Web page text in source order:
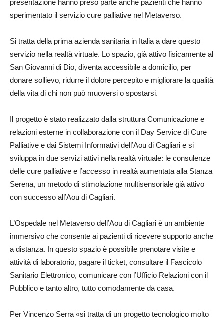
sperimentato il servizio cure palliative nel Metaverso.
Si tratta della prima azienda sanitaria in Italia a dare questo
servizio nella realtà virtuale. Lo spazio, già attivo fisicamente al
San Giovanni di Dio, diventa accessibile a domicilio, per
donare sollievo, ridurre il dolore percepito e migliorare la qualità
della vita di chi non può muoversi o spostarsi.
Il progetto è stato realizzato dalla struttura Comunicazione e
relazioni esterne in collaborazione con il Day Service di Cure
Palliative e dai Sistemi Informativi dell’Aou di Cagliari e si
sviluppa in due servizi attivi nella realtà virtuale: le consulenze
delle cure palliative e l’accesso in realtà aumentata alla Stanza
Serena, un metodo di stimolazione multisensoriale già attivo
con successo all’Aou di Cagliari.
L’Ospedale nel Metaverso dell’Aou di Cagliari è un ambiente
immersivo che consente ai pazienti di ricevere supporto anche
a distanza. In questo spazio è possibile prenotare visite e
attività di laboratorio, pagare il ticket, consultare il Fascicolo
Sanitario Elettronico, comunicare con l’Ufficio Relazioni con il
Pubblico e tanto altro, tutto comodamente da casa.
Per Vincenzo Serra «si tratta di un progetto tecnologico molto